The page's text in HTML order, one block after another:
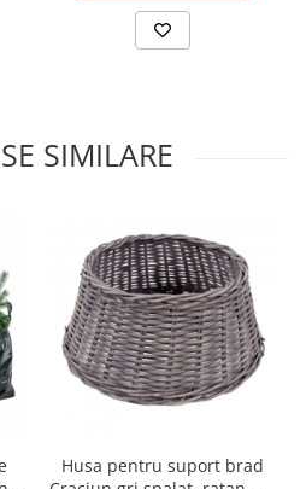
SIMILARE
Husa pentru suport brad